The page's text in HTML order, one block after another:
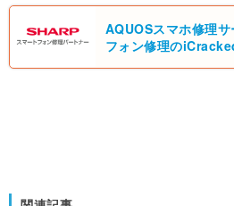
AQUOSスマホ修理
フォン修理の